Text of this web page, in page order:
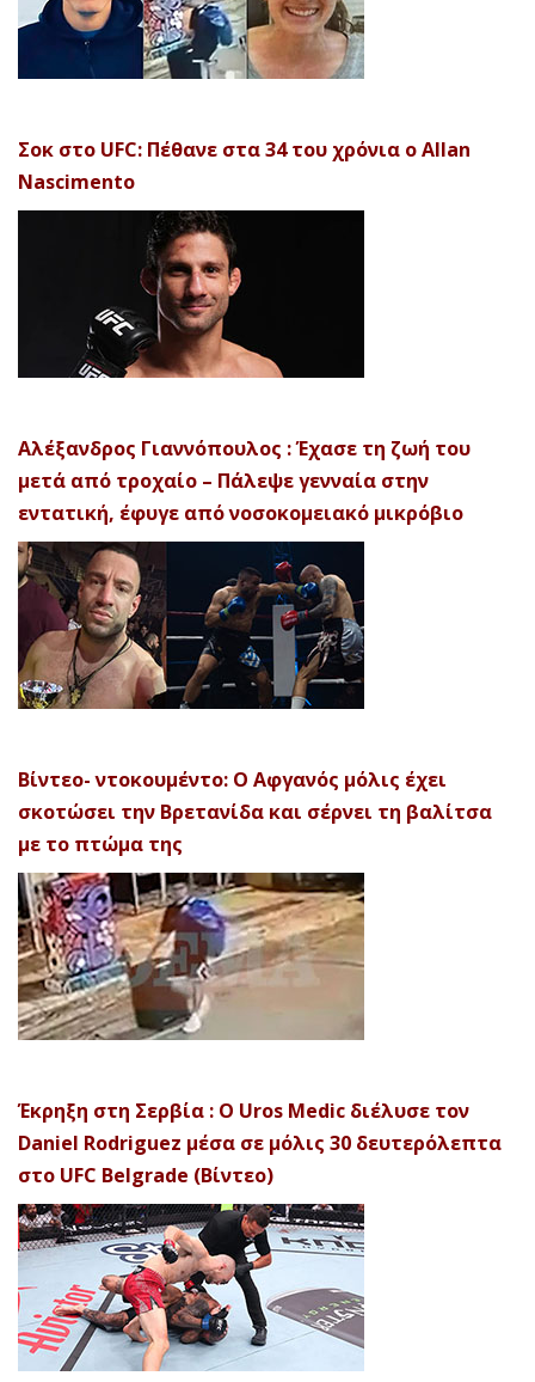
Σοκ στο UFC: Πέθανε στα 34 του χρόνια ο Allan
Nascimento
Αλέξανδρος Γιαννόπουλος : Έχασε τη ζωή του
μετά από τροχαίο – Πάλεψε γενναία στην
εντατική, έφυγε από νοσοκομειακό μικρόβιο
Βίντεο- ντοκουμέντο: Ο Αφγανός μόλις έχει
σκοτώσει την Βρετανίδα και σέρνει τη βαλίτσα
με το πτώμα της
Έκρηξη στη Σερβία : Ο Uros Medic διέλυσε τον
Daniel Rodriguez μέσα σε μόλις 30 δευτερόλεπτα
στο UFC Belgrade (Βίντεο)